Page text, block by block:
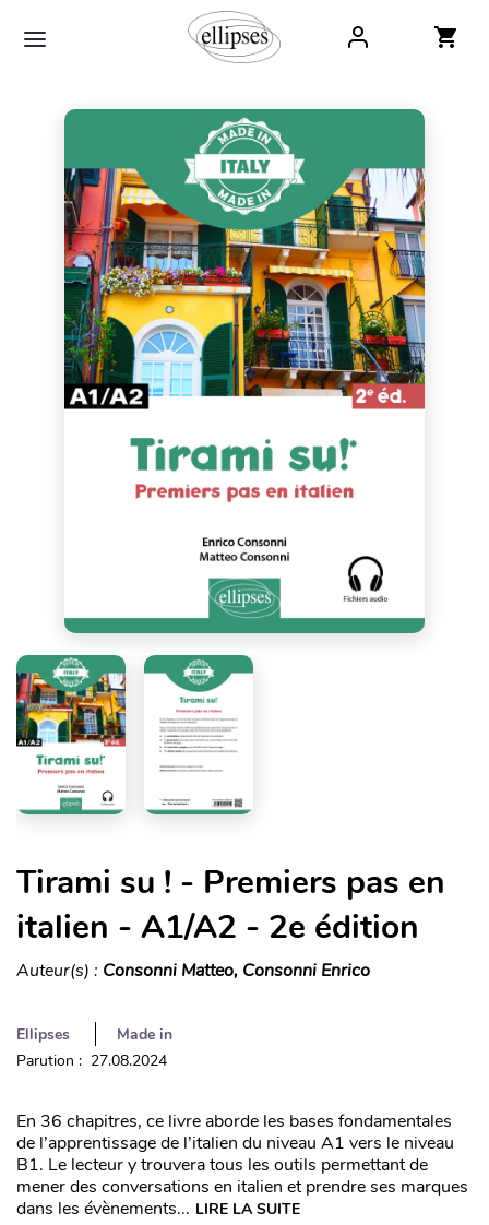
Tirami su ! - Premiers pas en
italien - A1/A2 - 2e édition
Auteur(s) : Consonni Matteo, Consonni Enrico
Ellipses
Made in
Parution : 27.08.2024
En 36 chapitres, ce livre aborde les bases fondamentales
de l’apprentissage de l’italien du niveau A1 vers le niveau
B1. Le lecteur y trouvera tous les outils permettant de
mener des conversations en italien et prendre ses marques
dans les évènements... LIRE LA SUITE